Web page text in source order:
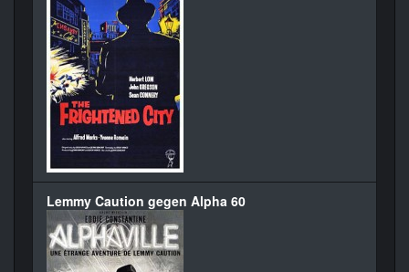
Lemmy Caution gegen Alpha 60